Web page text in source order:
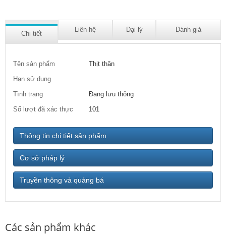
Chi tiết
Liên hệ Đại lý Đánh giá
Tên sản phẩm
Thịt thăn
Hạn sử dụng
Tình trạng
Đang lưu thông
Số lượt đã xác thực
101
Thông tin chi tiết sản phẩm
Cơ sở pháp lý
Truyền thông và quảng bá
Các sản phẩm khác